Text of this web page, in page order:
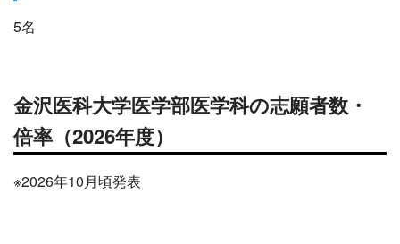
5名
金沢医科大学医学部医学科の志願者数・
倍率（2026年度）
※2026年10月頃発表